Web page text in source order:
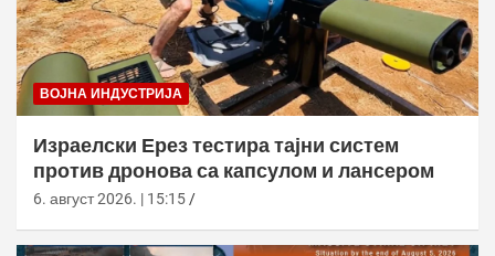
ВОЈНА ИНДУСТРИЈА
Израелски Ерез тестира тајни систем
против дронова са капсулом и лансером
6. август 2026. | 15:15